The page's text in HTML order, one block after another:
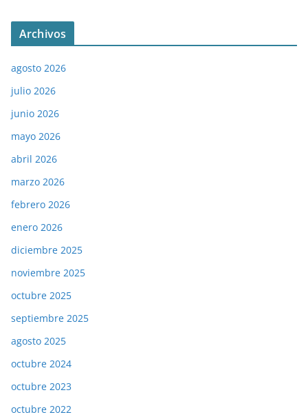
Archivos
agosto 2026
julio 2026
junio 2026
mayo 2026
abril 2026
marzo 2026
febrero 2026
enero 2026
diciembre 2025
noviembre 2025
octubre 2025
septiembre 2025
agosto 2025
octubre 2024
octubre 2023
octubre 2022